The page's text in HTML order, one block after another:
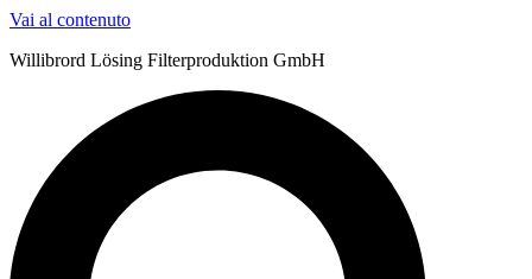
Vai al contenuto
Willibrord Lösing Filterproduktion GmbH